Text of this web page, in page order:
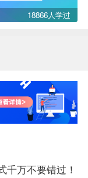
18866人学过
千万不要错过！